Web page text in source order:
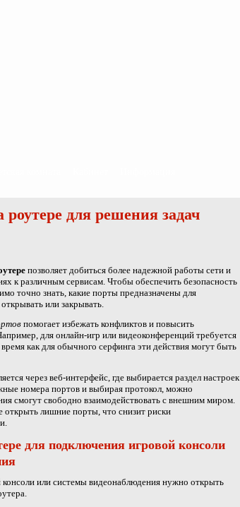
для решения задач
позволяет добиться более надежной работы сети и
к различным сервисам. Чтобы обеспечить безопасность
точно знать, какие порты предназначены для
или закрывать.
помогает избежать конфликтов и повысить
для онлайн-игр или видеоконференций требуется
как для обычного серфинга эти действия могут быть
через веб-интерфейс, где выбирается раздел настроек
номера портов и выбирая протокол, можно
смогут свободно взаимодействовать с внешним миром.
открыть лишние порты, что снизит риски
для подключения игровой консоли
консоли или системы видеонаблюдения нужно открыть